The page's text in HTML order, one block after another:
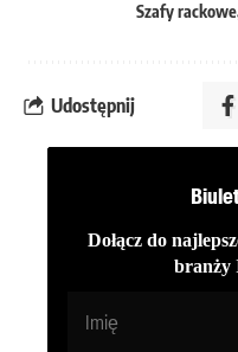
Szafy rackowe
Udostępnij
Dołącz do
branży